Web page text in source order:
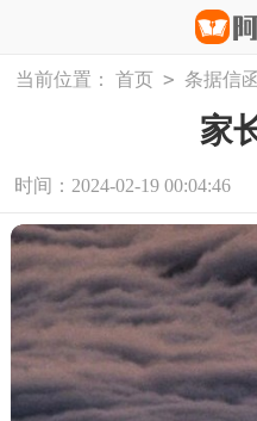
当前位置： 首页 > 条据信
家
时间：2024-02-19 00:04:46